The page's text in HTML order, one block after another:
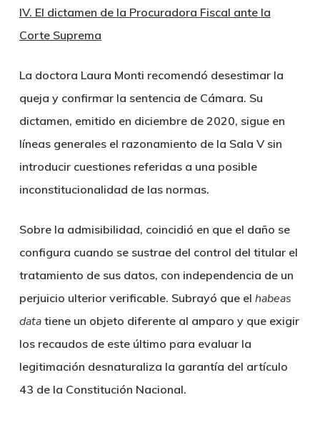
IV. El dictamen de la Procuradora Fiscal ante la
Corte Suprema
La doctora Laura Monti recomendó desestimar la
queja y confirmar la sentencia de Cámara. Su
dictamen, emitido en diciembre de 2020, sigue en
líneas generales el razonamiento de la Sala V sin
introducir cuestiones referidas a una posible
inconstitucionalidad de las normas.
Sobre la admisibilidad, coincidió en que el daño se
configura cuando se sustrae del control del titular el
tratamiento de sus datos, con independencia de un
perjuicio ulterior verificable. Subrayó que el habeas
datatiene un objeto diferente al amparo y que exigir
los recaudos de este último para evaluar la
legitimación desnaturaliza la garantía del artículo
43 de la Constitución Nacional.